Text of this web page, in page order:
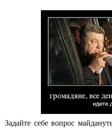
Задайте себе вопрос